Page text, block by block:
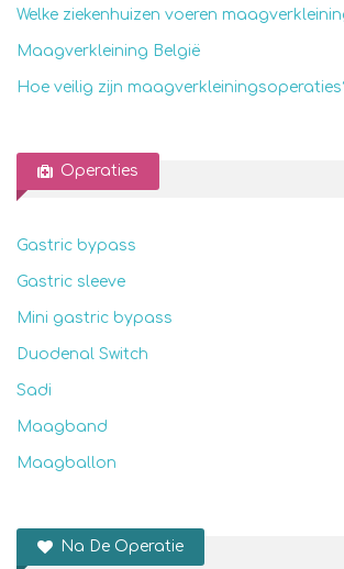
Welke ziekenhuizen voeren
Maagverkleining België
Hoe veilig zijn
Operaties
Gastric bypass
Gastric sleeve
Mini gastric bypass
Duodenal Switch
Sadi
Maagband
Maagballon
Na De Operatie